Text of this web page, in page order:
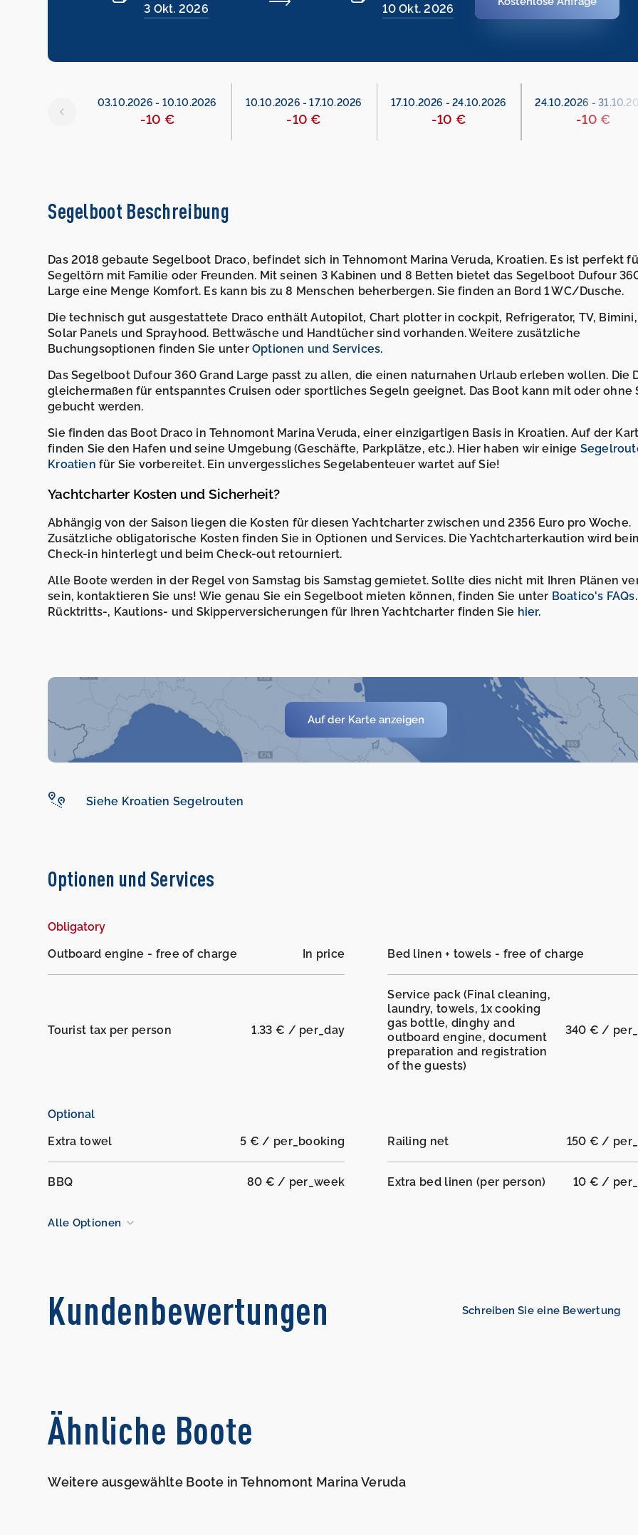
3 Okt. 2026
10 Okt. 2026
03.10.2026 - 10.10.2026
-10 €
10.10.2026 -17.10.2026
-10 €
17.10.2026 -24.10.2026
-10 €
24.10.2026 -
-10 €
Segelboot Beschreibung
Das 2018 gebaute Segelboot Draco, befindet sich in Tehnomont Marina Veruda, Kroatien. Es ist perfekt
Segeltörn mit Familie oder Freunden. Mit seinen 3 Kabinen und 8 Betten bietet das Segelboot Dufour
Large eine Menge Komfort. Es kann bis zu 8 Menschen beherbergen. Sie finden an Bord 1 WC/Dusche.
Die technisch gut ausgestattete Draco enthält Autopilot, Chart plotter in cockpit, Refrigerator, TV, Bimini,
Solar Panels und Sprayhood. Bettwäsche und Handtücher sind vorhanden. Weitere zusätzliche
Buchungsoptionen finden Sie unterOptionen und Services.
Das Segelboot Dufour 360 Grand Large passt zu allen, die einen naturnahen Urlaub erleben wollen. Die
gleichermaßen für entspanntes Cruisen oder sportliches Segeln geeignet. Das Boot kann mit oder ohne
gebucht werden.
Sie finden das Boot Draco in Tehnomont Marina Veruda, einer einzigartigen Basis in Kroatien. Auf der
finden Sie den Hafen und seine Umgebung (Geschäfte, Parkplätze, etc.). Hier haben wir einige
Kroatien für Sie vorbereitet. Ein unvergessliches Segelabenteuer wartet auf Sie!
Yachtcharter Kosten und Sicherheit?
Abhängig von der Saison liegen die Kosten für diesen Yachtcharter zwischen und 2356 Euro pro Woche.
Zusätzliche obligatorische Kosten finden Sie in Optionen und Services. Die Yachtcharterkaution wird
Check-in hinterlegt und beim Check-out retourniert.
Alle Boote werden in der Regel von Samstag bis Samstag gemietet. Sollte dies nicht mit Ihren Plänen
sein, kontaktieren Sie uns! Wie genau Sie ein Segelboot mieten können, finden Sie unter Boatico's FAQs
Rücktritts-, Kautions- und Skipperversicherungen für Ihren Yachtcharter finden Sie hier.
Auf der Karte anzeigen
Siehe Kroatien Segelrouten
Optionen und Services
Obligatory
Outboard engine - free of charge
In price Bed linen + towels - free of charge
Tourist tax per person 1.33 € / per_day
Service pack (Final cleaning,
laundry, towels, 1x cooking
gas bottle, dinghy and
outboard engine, document
preparation and registration
of the guests)
340 € /
Optional
Extra towel
5 € / per_booking Railing net 150 € /
BBQ 80 € / per_week Extra bed linen (per person) 10 € /
Alle Optionen
Kundenbewertungen Schreiben Sie eine Bewertung
Ähnliche Boote
Weitere ausgewählte Boote in Tehnomont Marina Veruda